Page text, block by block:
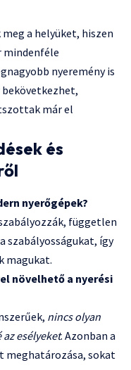
a helyüket, hiszen
mindenféle
nyeremény is
már el
és
nyerőgépek?
független
szabályosságukat, így
magukat.
növelhető a nyerési
nincs olyan
esélyeket. Azonban a
meghatározása, sokat